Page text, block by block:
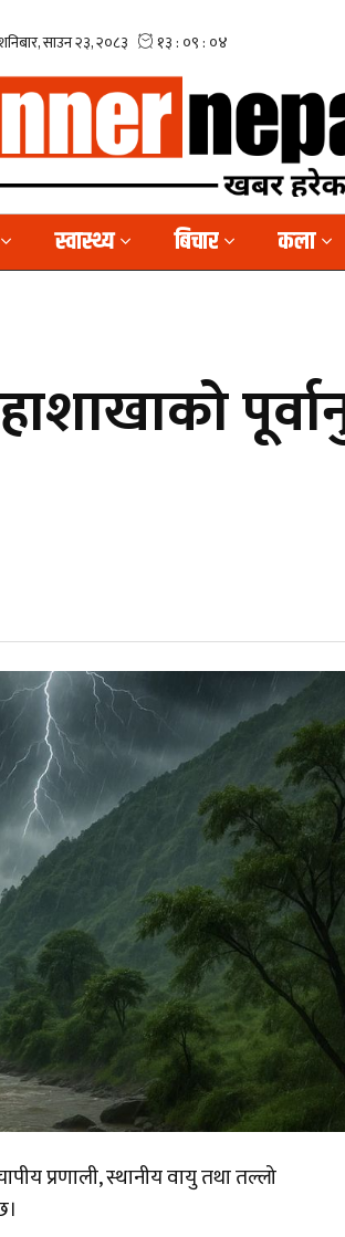
स्वास्थ्य बिचार कला
प्रणाली, स्थानीय वायु तथा तल्लो